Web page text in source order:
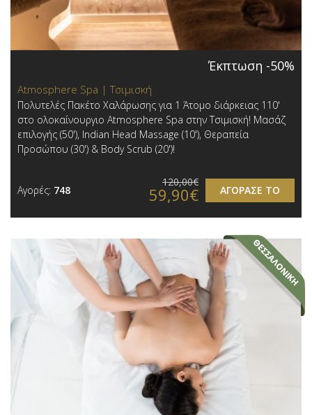
Έκπτωση -50%
Atmosphere Spa | Τσιμισκή
Πολυτελές Πακέτο Χαλάρωσης για 1 Άτομο διάρκειας 110'
στο ολοκαίνουργιο Atmosphere Spa στην Τσιμισκή! Μασάζ
επιλογής (50'), Indian Head Massage (10'), Θεραπεία
Προσώπου (30') & Body Scrub (20')!
Αγορές: 748 ΑΓΟΡΑΣΕ ΤΟ
120,00€
59,90€